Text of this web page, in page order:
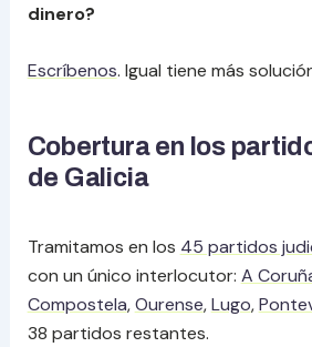
dinero?
Escríbenos. Igual tiene más
Cobertura en los
de Galicia
Tramitamos en los 45 partidos
con un único interlocutor: A
Compostela,Ourense,Lugo,
38 partidos restantes.